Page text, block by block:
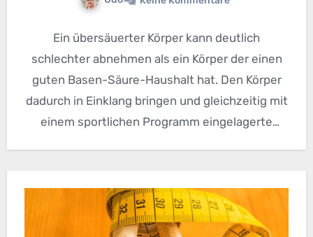
Ein übersäuerter Körper kann deutlich
schlechter abnehmen als ein Körper der einen
guten Basen-Säure-Haushalt hat. Den Körper
dadurch in Einklang bringen und gleichzeitig mit
einem sportlichen Programm eingelagerte